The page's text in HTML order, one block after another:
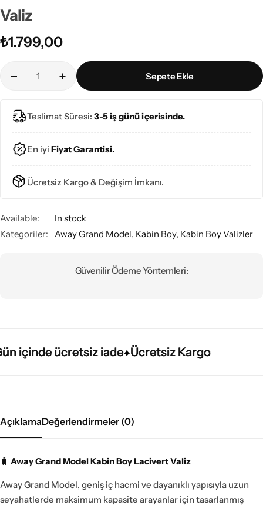
Valiz
₺1.799,00
Sepete Ekle
Teslimat Süresi: 3-5 iş günü içerisinde.
En iyi Fiyat Garantisi.
Ücretsiz Kargo & Değişim İmkanı.
Available:
In stock
Kategoriler:
Away Grand Model, Kabin Boy, Kabin Boy Valizler
Güvenilir Ödeme Yöntemleri:
ücretsiz iade Ücretsiz Kargo
ücretsiz iade Ücretsiz Kargo
ücretsiz iade Ücretsiz Kargo
AçıklamaDeğerlendirmeler (0)
🧳 Away Grand Model Kabin Boy Lacivert Valiz
Away Grand Model, geniş iç hacmi ve dayanıklı yapısıyla uzun
seyahatlerde maksimum kapasite arayanlar için tasarlanmış